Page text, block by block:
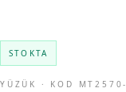
STOKTA
YÜZÜK · KOD MT2570-